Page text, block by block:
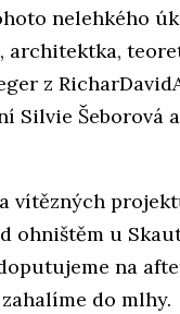
nelehkého
architektka,
z
Silvie Šeborová
vítězných
ohništěm u
na
do mlhy.